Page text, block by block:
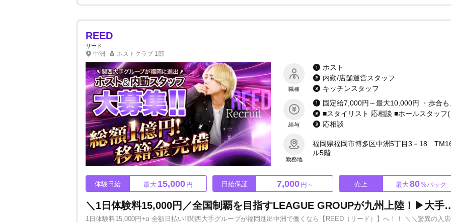
REED
リード
中洲 ホストクラブ 1部
職種
ホスト
内勤/店舗運営スタッフ
キッチンスタッフ
給与
応相談
勤務地
福岡県福岡市博多区中洲5丁目3－18
ル5階
体験日給 最大 15,000 円 日給保証 7,000 円～ 売上 最大80%バック
＼1日体験料15,000円／全国制覇を目指すLEAGUE GROUPが九
1日体験料15,000円+α 全額日払い!!関西大手グループが福岡進出中洲で働くなら【REED（リード）】へ！！ ＼＼驚異の入